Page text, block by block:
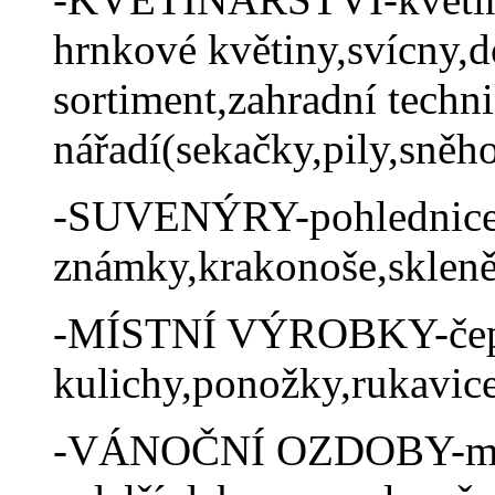
hrnkové
sortiment,zahradní
-SUVENÝRY-
-MÍSTNÍ VÝROBKY-
-VÁNOČNÍ OZDOBY-